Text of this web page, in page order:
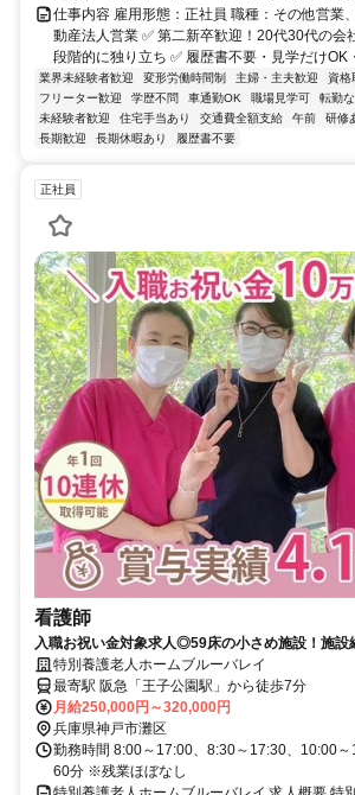
仕事内容 雇用形態：正社員 職種：その他営業
動産法人営業 ✅ 第二新卒歓迎！20代30代の会
段階的に独り立ち ✅ 履歴書不要・見学だけOK
業界未経験者歓迎 変形労働時間制 主婦・主夫歓迎
資格
フリーター歓迎
学歴不問 車通勤OK 職場見学可 転勤な
未経験者歓迎
住宅手当あり 交通費全額支給 午前 研修
長期歓迎
長期休暇あり 履歴書不要
正社員
看護師
入職お祝い金対象求人◎59床の小さめ施設！施設
扶養手当充実◆残業少なめ◎賞与4.15ヶ月、10連
徒歩7分♪採用強化中【神戸市、特養、正職員、看
特別養護老人ホームブルーバレイ
最寄駅 阪急「王子公園駅」から徒歩7分
月給250,000円～320,000円
兵庫県神戸市灘区
勤務時間 8:00～17:00、8:30～17:30、10:00
60分 ※残業ほぼなし